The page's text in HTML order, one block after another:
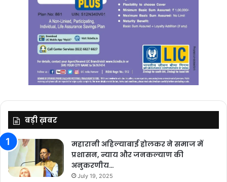
बड़ी ख़बर
महारानी अहिल्याबाई होलकर ने समाज में
प्रशासन, न्याय और जनकल्याण की
अनुकरणीय…
July 19, 2025